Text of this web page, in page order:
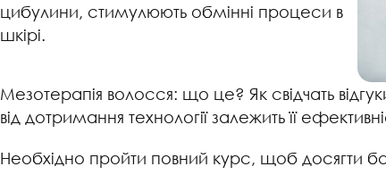
цибулини, стимулюють обмінні процеси в
шкірі.
Мезотерапія волосся: що це? Як свідчать
від дотримання технології залежить її
Необхідно пройти повний курс, щоб досягти